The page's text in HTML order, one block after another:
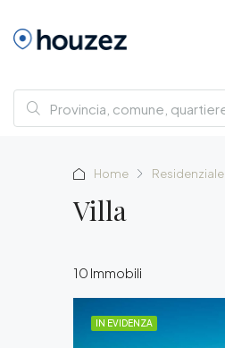
Home Residenziale
Villa
10 Immobili
IN EVIDENZA